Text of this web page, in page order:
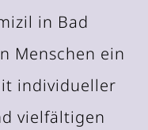
in Bad
Menschen ein
individueller
vielfältigen